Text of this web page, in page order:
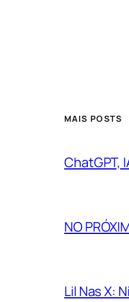
fantastic
quality
along
MAIS POSTS
ChatGPT,
NO
Lil Nas X: